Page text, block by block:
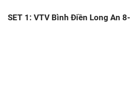
SET 1: VTV Bình Điền Long An